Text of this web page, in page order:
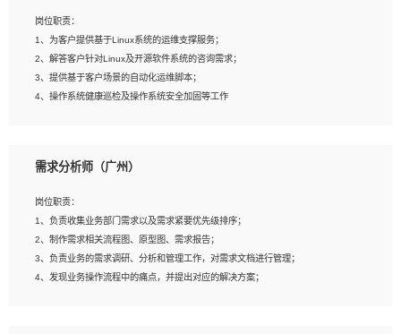
4、在剪辑上会思考，有一定编导思维；
5、踏实， 勤奋，愿意在工作中不断学习，提高自我；
6、能与同事友好相处。
岗位职责：
1、为客户提供基于Linux系统的运维支撑服务；
2、解答客户针对Linux及开源软件系统的咨询需求；
3、提供基于客户场景的自动化运维脚本；
4、操作系统健康巡检及操作系统安全加固等工作
1、全日制本科计算机相关专业毕业，3年以上相关工作经验；
3、熟练使用脚本语言，shell/python任一种，熟练使用Ansible
4、熟悉linux常见服务、中间件的基本原理、部署以及故障处理，如：Mysql、
Apache、Nginx、Zabbix、Kafka等
5、熟悉主流虚拟化技术，如：VMware、KVM
6、具备网络方面的基础知识，熟悉常见的网络协议，如TCP/IP，转发原理，路由优
需求分析师（广州）
岗位职责：
1、负责收集业务部门需求以及需求紧要优先级排序；
2、制作需求相关流程图、原型图、需求报告；
3、负责业务的需求调研、分析和管理工作，对需求文档进行管理；
4、发现业务操作流程中的痛点，并提出对应的解决方案；